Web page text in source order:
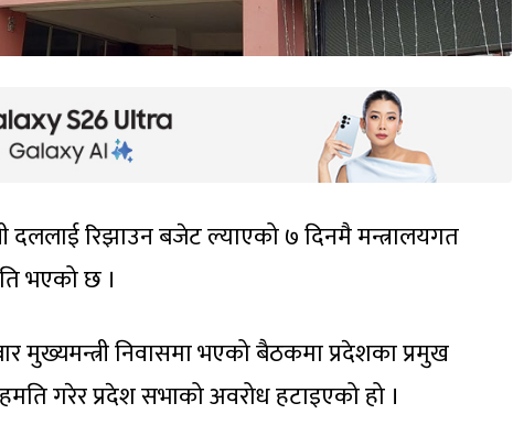
दललाई रिझाउन बजेट ल्याएको ७ दिनमै मन्त्रालयगत
भएको छ ।
मुख्यमन्त्री निवासमा भएको बैठकमा प्रदेशका प्रमुख
गरेर प्रदेश सभाको अवरोध हटाइएको हो ।